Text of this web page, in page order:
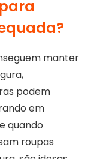
manter
podem
em
quando
roupas